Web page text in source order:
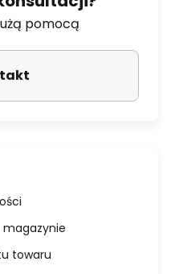
pomocą
magazynie
towaru